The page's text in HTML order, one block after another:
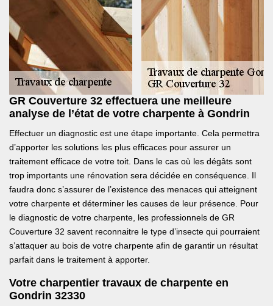
GR Couverture 32 effectuera une meilleure
analyse de l’état de votre charpente à Gondrin
Effectuer un diagnostic est une étape importante. Cela permettra
d’apporter les solutions les plus efficaces pour assurer un
traitement efficace de votre toit. Dans le cas où les dégâts sont
trop importants une rénovation sera décidée en conséquence. Il
faudra donc s’assurer de l’existence des menaces qui atteignent
votre charpente et déterminer les causes de leur présence. Pour
le diagnostic de votre charpente, les professionnels de GR
Couverture 32 savent reconnaitre le type d’insecte qui pourraient
s’attaquer au bois de votre charpente afin de garantir un résultat
parfait dans le traitement à apporter.
Votre charpentier travaux de charpente en
Gondrin 32330